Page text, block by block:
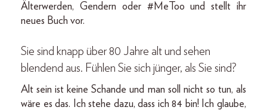
Älterwerden, Gendern oder #MeToo und stellt ihr
neues Buch vor.
Sie sind knapp über 80 Jahre alt und sehen
blendend aus. Fühlen Sie sich jünger, als Sie sind?
Alt sein ist keine Schande und man soll nicht so tun, als
wäre es das. Ich stehe dazu, dass ich 84 bin! Ich glaube,